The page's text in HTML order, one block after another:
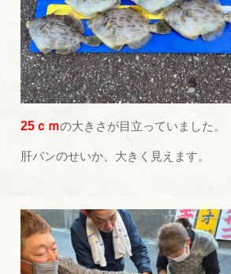
25ｃｍの大きさが目立っていました。
肝パンのせいか、大きく見えます。